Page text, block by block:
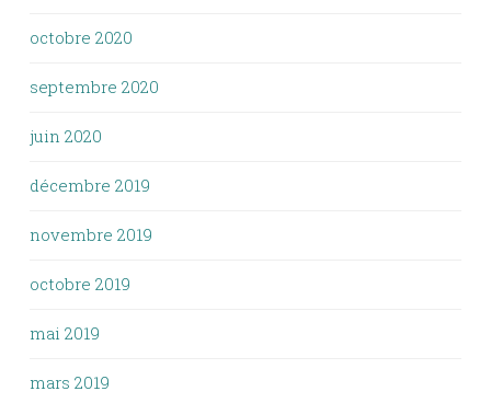
octobre 2020
septembre 2020
juin 2020
décembre 2019
novembre 2019
octobre 2019
mai 2019
mars 2019